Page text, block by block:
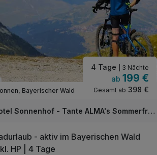
x Eierlikör zur Begrüßung*
Gästekarte Wegscheider Land**
Nutzung des Pool- und Saunabereichs
Alternative möglich
Verfügbar bis Dezember
Bayerischer Wald
4 Tage | 3 Nächte
ab 199 €
Gesamt ab 398 €
Hotel Sonnenhof - Tante ALMA's Sommerfrische
- aktiv im Bayerischen Wald
HP | 4 Tage